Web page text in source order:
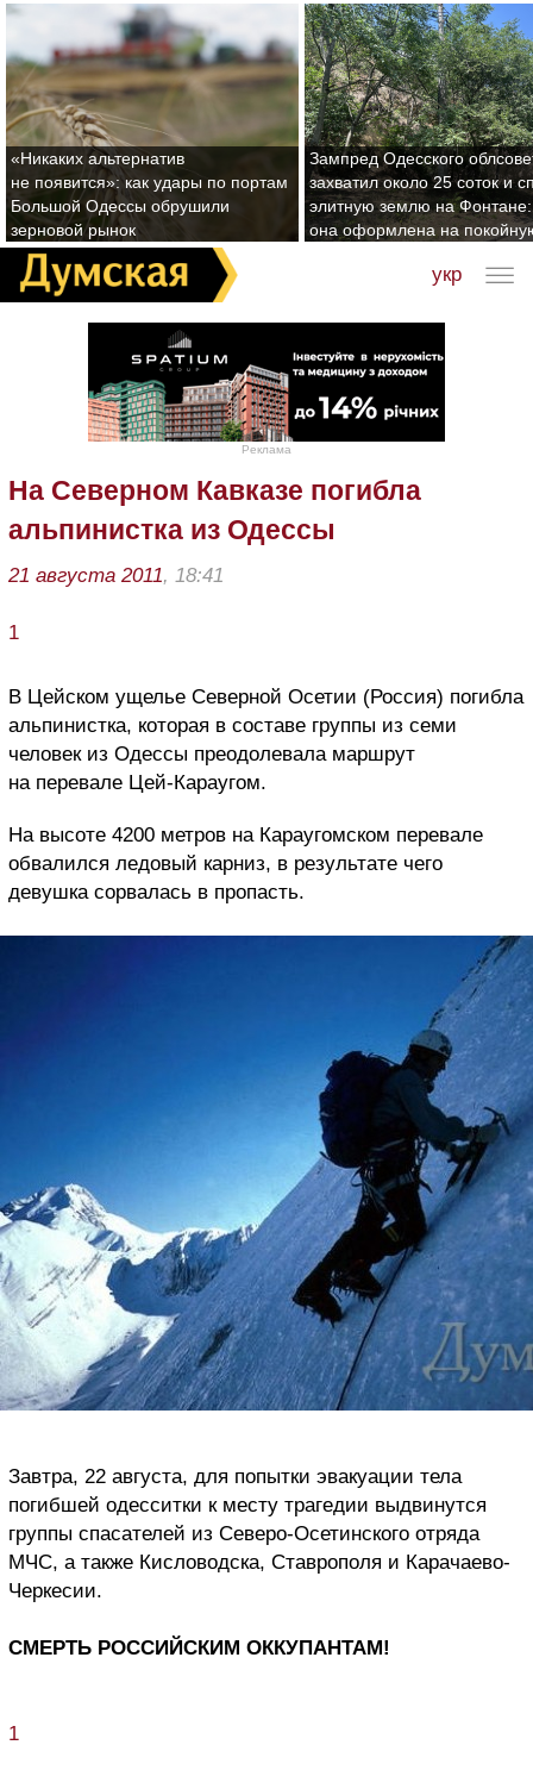
«Никаких альтернатив
не появится»: как удары по портам
Большой Одессы обрушили
зерновой рынок
Зампред Одесского
захватил около 25 соток и
элитную землю на Фонтане:
она оформлена на
укр
Реклама
На Северном Кавказе погибла
альпинистка из Одессы
21 августа 2011, 18:41
1
В Цейском ущелье Северной Осетии (Россия) погибла
альпинистка, которая в составе группы из семи
человек из Одессы преодолевала маршрут
на перевале Цей-Караугом.
На высоте 4200 метров на Караугомском перевале
обвалился ледовый карниз, в результате чего
девушка сорвалась в пропасть.
Завтра, 22 августа, для попытки эвакуации тела
погибшей одесситки к месту трагедии выдвинутся
группы спасателей из Северо-Осетинского отряда
МЧС, а также Кисловодска, Ставрополя и Карачаево-
Черкесии.
СМЕРТЬ РОССИЙСКИМ ОККУПАНТАМ!
1